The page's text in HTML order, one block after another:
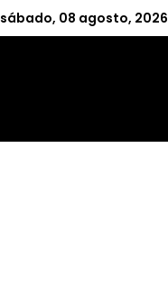
sábado, 08 agosto, 2026